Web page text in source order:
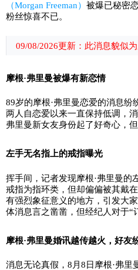
（Morgan Freeman） 被爆已秘密
粉丝惊喜不已。
09/08/2026更新：此消息貌似
摩根·弗里曼被爆有新恋情
89岁的摩根·弗里曼恋爱的消息纷
两人自恋爱以来一直保持低调，
弗里曼新女友身份起了好奇心，
左手无名指上的戒指曝光
挥手间，记者发现摩根·弗里曼的
戒指为指环类，但却偏偏被其戴
有强烈象征意义的地方，引发大
体消息言之凿凿，但经纪人对于“
摩根·弗里曼婚讯越传越火，好友
消息无论真假，8月8日摩根·弗里